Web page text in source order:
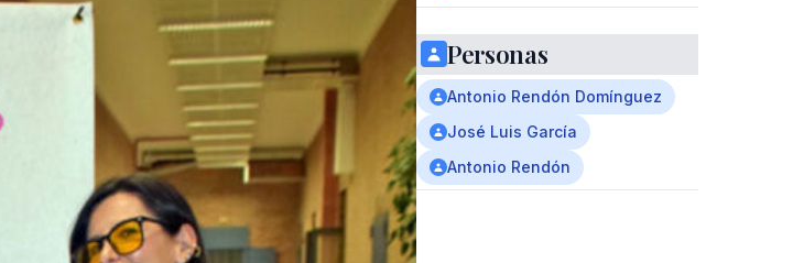
Personas
Antonio Rendón Domínguez
José Luis García
Antonio Rendón